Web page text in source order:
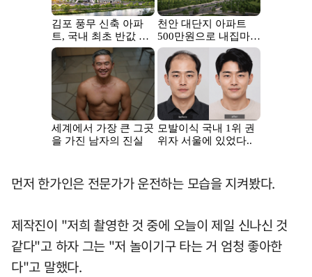
먼저 한가인은 전문가가 운전하는 모습을 지켜봤다.
제작진이 "저희 촬영한 것 중에 오늘이 제일 신나신 것
같다"고 하자 그는 "저 놀이기구 타는 거 엄청 좋아한
다"고 말했다.